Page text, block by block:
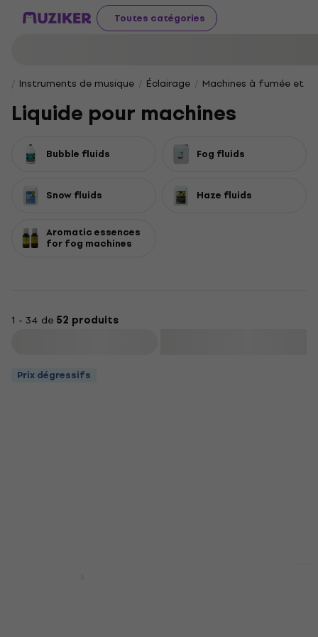
Toutes catégories
Instruments de musique Éclairage Machines à fumée et
Liquide pour machines
Bubble fluids Fog fluids
Snow fluids Haze fluids
Aromatic essences
for fog machines
1 - 34 de 52 produits
Prix dégressifs